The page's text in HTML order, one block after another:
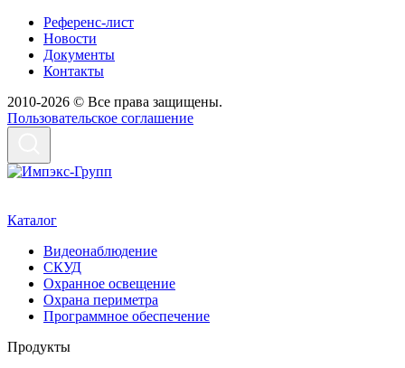
Референс-лист
Новости
Документы
Контакты
2010-2026 © Все права защищены.
Пользовательское соглашение
Каталог
Видеонаблюдение
СКУД
Охранное освещение
Охрана периметра
Программное обеспечение
Продукты